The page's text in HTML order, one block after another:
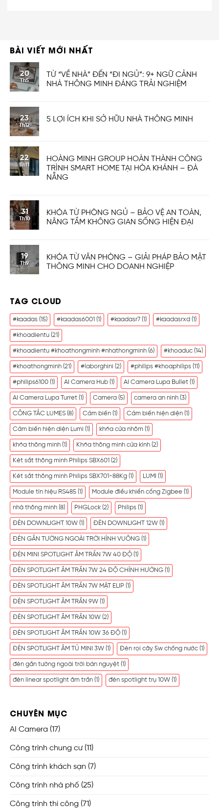
BÀI VIẾT MỚI NHẤT
20
Th5
TỪ “VỀ NHÀ” ĐẾN “ĐI NGỦ”: 9+ NGỮ CẢNH
NHÀ THÔNG MINH ĐÁNG TRẢI NGHIỆM
23
Th12
5 LỢI ÍCH KHI SỞ HỮU NHÀ THÔNG MINH
22
Th11
HOÀNG MINH GROUP HOÀN THÀNH CÔNG
TRÌNH SMART HOME TẠI HÒA KHÁNH – ĐÀ
NẴNG
31
Th10
KHÓA TỪ PHÒNG NGỦ – BẢO VỆ AN TOÀN,
NÂNG TẦM KHÔNG GIAN SỐNG HIỆN ĐẠI
19
Th9
KHÓA TỪ VĂN PHÒNG – GIẢI PHÁP BẢO MẬT
THÔNG MINH CHO DOANH NGHIỆP
TAG CLOUD
#kaadas (15) #kaadas6001 (1) #kaadasr7 (1) #kaadasrxd (1)
#khoadientu (21)
#khoadientu #khoathongminh #nhathongminh (6) #khoaduc (14)
#khoathongminh (21) #laborghini (2) #philips #khoaphilips (11)
#philips6100 (1) AI Camera Hub (1) AI Camera Lupa Bullet (1)
AI Camera Lupa Turret (1) Camera (5) camera an ninh (3)
CÔNG TẮC LUMES (8) Cảm biến (1) Cảm biến hiện diện (1)
Cảm biến hiện diện Lumi (1) khóa cửa nhôm (1)
khóa thông minh (1) Khóa thông minh cửa kính (2)
Két sắt thông minh Philips SBX601 (2)
Két sắt thông minh Philips SBX701-88Kg (1) LUMI (1)
Module tín hiệu RS485 (1) Module điều khiển cổng Zigbee (1)
nhà thông minh (8) PHGLock (2) Philips (1)
ĐÈN DOWNLIGHT 10W (1) ĐÈN DOWNLIGHT 12W (1)
ĐÈN GẮN TƯỜNG NGOÀI TRỜI HÌNH VUÔNG (1)
ĐÈN MINI SPOTLIGHT ÂM TRẦN 7W 40 ĐỘ (1)
ĐÈN SPOTLIGHT ÂM TRẦN 7W 24 ĐỘ CHỈNH HƯỚNG (1)
ĐÈN SPOTLIGHT ÂM TRẦN 7W MẶT ELIP (1)
ĐÈN SPOTLIGHT ÂM TRẦN 9W (1)
ĐÈN SPOTLIGHT ÂM TRẦN 10W (2)
ĐÈN SPOTLIGHT ÂM TRẦN 10W 36 ĐỘ (1)
ĐÈN SPOTLIGHT ÂM TỦ MINI 3W (1) Đèn rọi cây 5w chống nước (1)
đèn gắn tường ngoài trời bán nguyệt (1)
đèn linear spotlight âm trần (1) đèn spotlight trụ 10W (1)
CHUYÊN MỤC
AI Camera (17)
Công trình chung cư(11)
Công trình khách sạn (7)
Công trình nhà phố (25)
Công trình thi công (71)